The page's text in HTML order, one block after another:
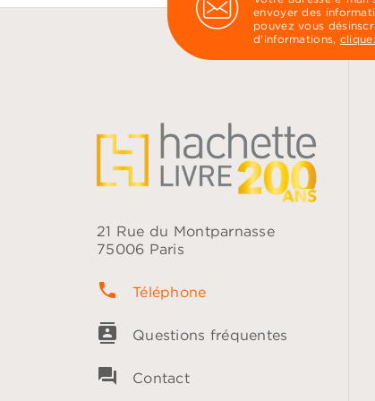
envoyer des
pouvez vous
d’informations,
21 Rue du Montparnasse
75006 Paris
phone Téléphone
contacts Questions fréquentes
question_answer Contact